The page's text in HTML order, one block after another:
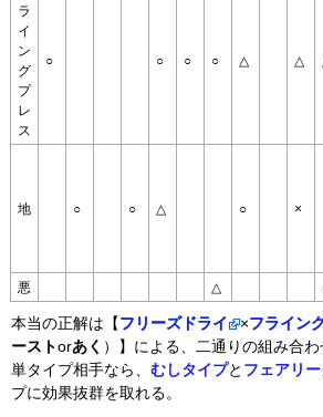
ラ
イ
ン
グ
プ
レ
ス
○ ○ ○ ○ △ △
地 ○ ○ △ ○ ×
悪 △
本当の正解は【 フリーズドライ ×フライン
ーストorあく ）】による、二通りの組み合わ
単タイプ相手なら、むしタイプと フェアリ
プに効果抜群を取れる。